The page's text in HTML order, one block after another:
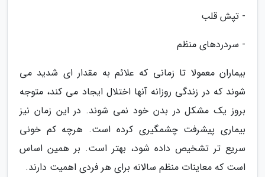
- تپش قلب
- سردردهای منظم
بیماران معمولا تا زمانی که علائم به مقدار ای شدید می
شوند که در زندگی روزانه آنها اختلال ایجاد می کند، متوجه
بروز یک مشکل در بدن خود نمی شوند. در این زمان نیز
بیماری پیشرفت چشمگیری کرده است. هرچه کم خونی
سریع تر تشخیص داده شود، بهتر است. بر همین اساس
است که معاینات منظم سالانه برای هر فردی اهمیت دارند.